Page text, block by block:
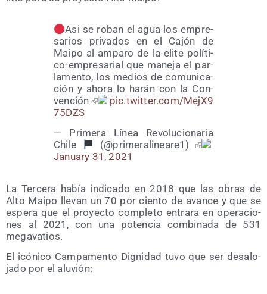
Asi se roban el agua los empre­
sa­rios pri­va­dos en el Cajón de
Mai­po al ampa­ro de la eli­te polí­ti­
co-empre­sa­rial que mane­ja el par­
la­men­to, los medios de comu­ni­ca­
ción y aho­ra lo harán con la Con­
ven­ción
pic​.twit​ter​.com/​M​e​j​X​9​
7​5​DZS
— Pri­me­ra Línea Revo­lu­cio­na­ria
Chi­le
(@primeralineare1)
January 31, 2021
La Ter­ce­ra había indi­ca­do en 2018 que las obras de
Alto Mai­po lle­van un 70 por cien­to de avan­ce y que se
espe­ra que el pro­yec­to com­ple­to entra­ra en ope­ra­cio­
nes al 2021, con una poten­cia com­bi­na­da de 531
megavatios.
El icó­ni­co Cam­pa­men­to Dig­ni­dad tuvo que ser des­alo­
ja­do por el aluvión: